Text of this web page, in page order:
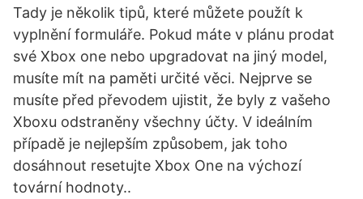
Tady je několik tipů, které můžete použít k
vyplnění formuláře. Pokud máte v plánu prodat
své Xbox one nebo upgradovat na jiný model,
musíte mít na paměti určité věci. Nejprve se
musíte před převodem ujistit, že byly z vašeho
Xboxu odstraněny všechny účty. V ideálním
případě je nejlepším způsobem, jak toho
dosáhnout resetujte Xbox One na výchozí
tovární hodnoty..